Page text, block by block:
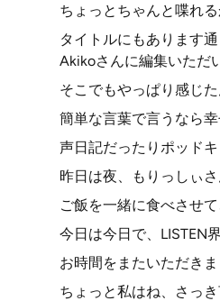
ちょっとちゃんと喋れ
タイトルにもあります
Akikoさんに編集いただ
そこでもやっぱり感じ
簡単な言葉で言うなら
声日記だったりポッド
昨日は夜、もりっしぃ
ご飯を一緒に食べさせ
今日は今日で、LISTEN
お時間をまたいただき
ちょっと私はね、さっ